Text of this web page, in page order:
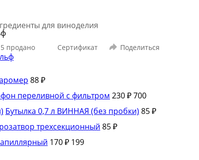
для виноделия
продано Сертификат Поделиться
88 ₽
переливной с фильтром 230 ₽700
Бутылка 0,7 л ВИННАЯ (без пробки) 85 ₽
трехсекционный 85 ₽
170 ₽ 199